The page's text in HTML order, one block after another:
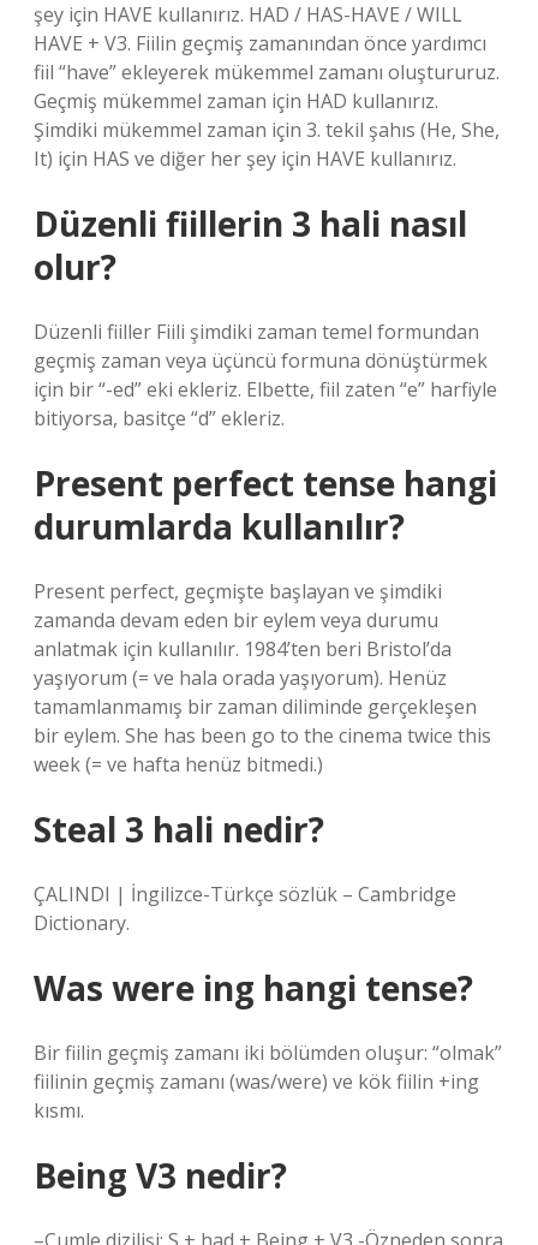
şey için HAVE kullanırız. HAD / HAS-HAVE / WILL
HAVE + V3. Fiilin geçmiş zamanından önce yardımcı
fiil “have” ekleyerek mükemmel zamanı oluştururuz.
Geçmiş mükemmel zaman için HAD kullanırız.
Şimdiki mükemmel zaman için 3. tekil şahıs (He, She,
It) için HAS ve diğer her şey için HAVE kullanırız.
Düzenli fiillerin 3 hali nasıl
olur?
Düzenli fiiller Fiili şimdiki zaman temel formundan
geçmiş zaman veya üçüncü formuna dönüştürmek
için bir “-ed” eki ekleriz. Elbette, fiil zaten “e” harfiyle
bitiyorsa, basitçe “d” ekleriz.
Present perfect tense hangi
durumlarda kullanılır?
Present perfect, geçmişte başlayan ve şimdiki
zamanda devam eden bir eylem veya durumu
anlatmak için kullanılır. 1984’ten beri Bristol’da
yaşıyorum (= ve hala orada yaşıyorum). Henüz
tamamlanmamış bir zaman diliminde gerçekleşen
bir eylem. She has been go to the cinema twice this
week (= ve hafta henüz bitmedi.)
Steal 3 hali nedir?
ÇALINDI | İngilizce-Türkçe sözlük – Cambridge
Dictionary.
Was were ing hangi tense?
Bir fiilin geçmiş zamanı iki bölümden oluşur: “olmak”
fiilinin geçmiş zamanı (was/were) ve kök fiilin +ing
kısmı.
Being V3 nedir?